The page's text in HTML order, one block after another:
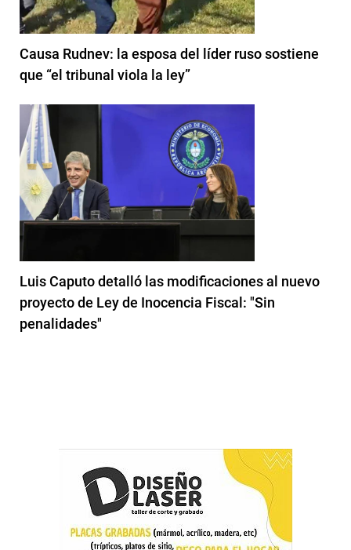
Causa Rudnev: la esposa del líder ruso sostiene
que “el tribunal viola la ley”
Luis Caputo detalló las modificaciones al nuevo
proyecto de Ley de Inocencia Fiscal: "Sin
penalidades"